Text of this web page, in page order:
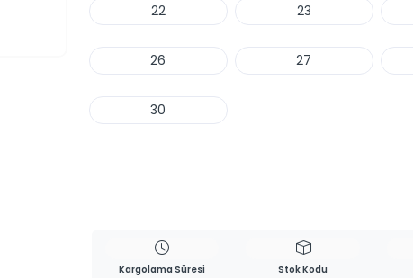
22 23
26 27
30
Kargolama Süresi Stok Kodu